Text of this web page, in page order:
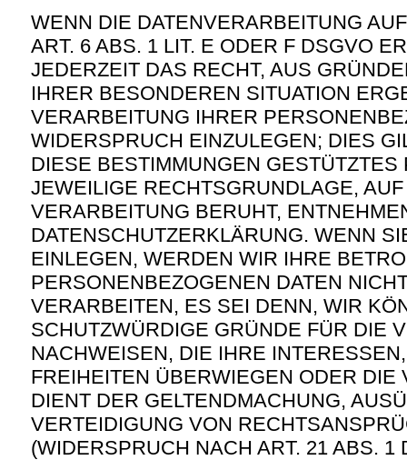
WENN DIE DATENVERARBEITUNG
ART. 6 ABS. 1 LIT. E ODER F DSGVO
JEDERZEIT DAS RECHT, AUS
IHRER BESONDEREN SITUATION
VERARBEITUNG IHRER
WIDERSPRUCH EINZULEGEN; DIES
DIESE BESTIMMUNGEN GESTÜTZTES
JEWEILIGE RECHTSGRUNDLAGE,
VERARBEITUNG BERUHT,
DATENSCHUTZERKLÄRUNG. WENN
EINLEGEN, WERDEN WIR IHRE
PERSONENBEZOGENEN DATEN
VERARBEITEN, ES SEI DENN, WIR
SCHUTZWÜRDIGE GRÜNDE FÜR DIE
NACHWEISEN, DIE IHRE
FREIHEITEN ÜBERWIEGEN ODER DIE
DIENT DER GELTENDMACHUNG,
VERTEIDIGUNG VON
(WIDERSPRUCH NACH ART. 21 ABS. 1